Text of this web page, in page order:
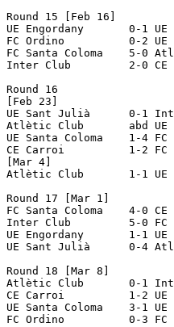
Round 15 [Feb 16]
UE Engordany       0-1
FC Ordino          0-2 UE
FC Santa Coloma
Inter Club         2-
Round 16
[Feb 23]
UE Sant Julià
Atlètic Club       abd UE
UE Santa Coloma    1-4
CE Carroi          1-
[Mar 4]
Atlètic Club       1-1 UE
Round 17 [Mar 1]
FC Santa Coloma
Inter Club         5-
UE Engordany       1-1
UE Sant Julià      0-
Round 18 [Mar 8]
Atlètic Club       0-
CE Carroi          1-2
UE Santa Coloma    3-
FC Ordino          0-3 FC